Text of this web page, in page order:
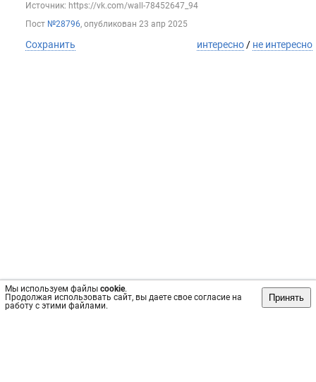
Мы используем файлы cookie.
Продолжая использовать сайт, вы даете свое согласие на
работу с этими файлами.
Принять
Источник: https://vk.com/wall-78452647_94
Пост №28796, опубликован 23 апр 2025
Сохранить интересно/ не интересно